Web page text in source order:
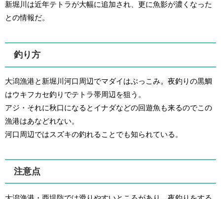
新堀川は近年テトラが大幅に追加され、更に魚影が濃くなった
との情報だ。
釣り方
大潟漁港と新堀川河口周辺でマダイはぶっこみ。夜釣りの黒鯛
はウキフカセ釣りでテトラ帯周辺を狙う。
アジ・それに秋口になるとイナダなどの回遊魚も来るのでこの
漁港はあなどれない。
河口周辺ではスズキの釣れることでも知られている。
注意点